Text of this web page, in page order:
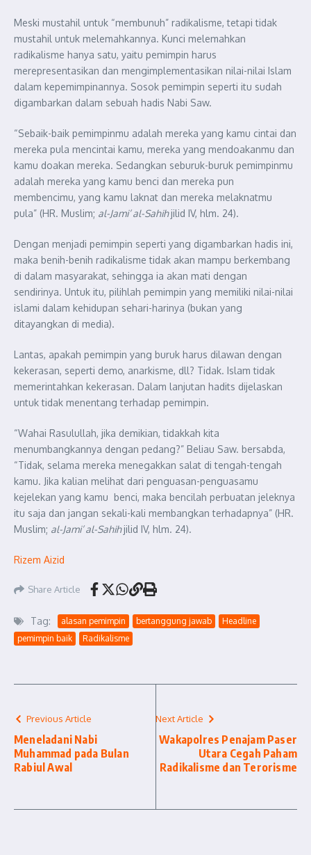
Meski mustahil untuk “membunuh” radikalisme, tetapi tidak
mustahil untuk melemahkannya. Kunci melemahkan
radikalisme hanya satu, yaitu pemimpin harus
merepresentasikan dan mengimplementasikan nilai-nilai Islam
dalam kepemimpinannya. Sosok pemimpin seperti itu sudah
digambarkan dalam sebuah hadis Nabi Saw.
“Sebaik-baik pemimpinmu adalah mereka yang kamu cintai dan
mereka pula mencintai kamu, mereka yang mendoakanmu dan
kamu doakan mereka. Sedangkan seburuk-buruk pemimpinmu
adalah mereka yang kamu benci dan mereka pun
membencimu, yang kamu laknat dan mereka melaknatmu
pula” (HR. Muslim; al-Jami’ al-Sahihjilid IV, hlm. 24).
Dengan menjadi pemimpin seperti yang digambarkan hadis ini,
maka benih-benih radikalisme tidak akan mampu berkembang
di dalam masyarakat, sehingga ia akan mati dengan
sendirinya. Untuk itu, pilihlah pemimpin yang memiliki nilai-nilai
islami dalam kehidupan sehari-harinya (bukan yang
ditayangkan di media).
Lantas, apakah pemimpin yang buruk harus dilawan dengan
kekerasan, seperti demo, anarkisme, dll? Tidak. Islam tidak
memerintahkan kekerasan. Dalam lanjutan hadits dijelaskan
untuk tidak menentang terhadap pemimpin.
“Wahai Rasulullah, jika demikian, tidakkah kita
menumbangkannya dengan pedang?” Beliau Saw. bersabda,
“Tidak, selama mereka menegakkan salat di tengah-tengah
kamu. Jika kalian melihat dari penguasan-penguasamu
kejelekan yang kamu benci, maka bencilah perbuatan jeleknya
itu saja dan jangan sekali-kali membangkan terhadapnya” (HR.
Muslim; al-Jami’ al-Sahihjilid IV, hlm. 24).
Rizem Aizid
Share Article
Tag: alasan pemimpin bertanggung jawab
Headline
pemimpin baik
Radikalisme
Previous Article
Meneladani Nabi
Muhammad pada Bulan
Rabiul Awal
Next Article
Wakapolres Penajam Paser
Utara Cegah Paham
Radikalisme dan Terorisme